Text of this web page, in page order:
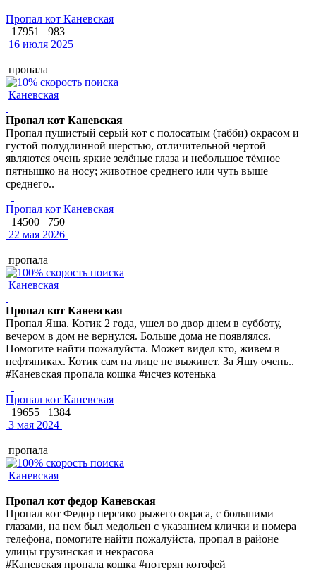
Пропал кот Каневская
17951
983
16 июля 2025
пропала
Каневская
Пропал кот Каневская
Пропал пушистый серый кот с полосатым (табби) окрасом и
густой полудлинной шерстью, отличительной чертой
являются очень яркие зелёные глаза и небольшое тёмное
пятнышко на носу; животное среднего или чуть выше
среднего..
Пропал кот Каневская
14500
750
22 мая 2026
пропала
Каневская
Пропал кот Каневская
Пропал Яша. Котик 2 года, ушел во двор днем в субботу,
вечером в дом не вернулся. Больше дома не появлялся.
Помогите найти пожалуйста. Может видел кто, живем в
нефтяниках. Котик сам на лице не выживет. За Яшу очень..
#Каневская пропала кошка #исчез котенька
Пропал кот Каневская
19655
1384
3 мая 2024
пропала
Каневская
Пропал кот федор Каневская
Пропал кот Федор персико рыжего окраса, с большими
глазами, на нем был медольен с указанием клички и номера
телефона, помогите найти пожалуйста, пропал в районе
улицы грузинская и некрасова
#Каневская пропала кошка #потерян котофей